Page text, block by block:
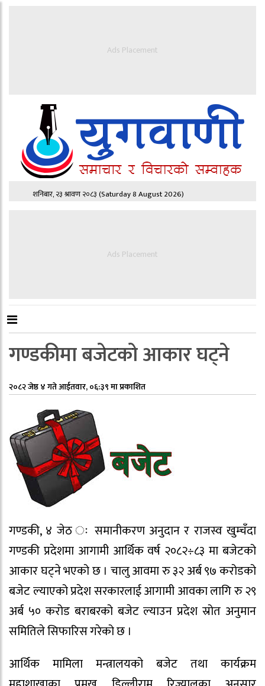
Ads Placement
शनिबार, २३ श्रावण २०८३(Saturday 8 August 2026)
Ads Placement
गण्डकीमा बजेटको आकार घट्ने
२०८२ जेष्ठ ४ गते आईतवार, ०६:३९ मा प्रकाशित
गण्डकी, ४ जेठ ः समानीकरण अनुदान र राजस्व खुम्चँदा
गण्डकी प्रदेशमा आगामी आर्थिक वर्ष २०८२÷८३ मा बजेटको
आकार घट्ने भएको छ । चालु आवमा रु ३२ अर्ब ९७ करोडको
बजेट ल्याएको प्रदेश सरकारलाई आगामी आवका लागि रु २९
अर्ब ५० करोड बराबरको बजेट ल्याउन प्रदेश स्रोत अनुमान
समितिले सिफारिस गरेको छ ।
आर्थिक मामिला मन्त्रालयको बजेट तथा कार्यक्रम